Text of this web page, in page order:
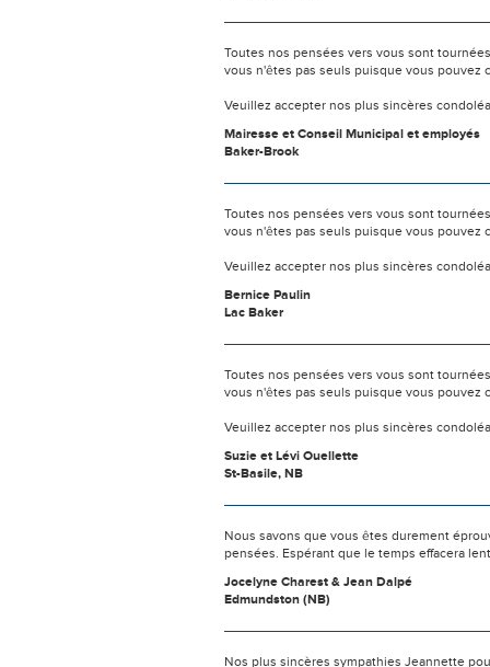
Toutes nos pensées vers vous sont
vous n'êtes pas seuls puisque vous pouvez
Veuillez accepter nos plus sincères
Mairesse et Conseil Municipal et employés
Baker-Brook
Toutes nos pensées vers vous sont
vous n'êtes pas seuls puisque vous pouvez
Veuillez accepter nos plus sincères
Bernice Paulin
Lac Baker
Toutes nos pensées vers vous sont
vous n'êtes pas seuls puisque vous pouvez
Veuillez accepter nos plus sincères
Suzie et Lévi Ouellette
St-Basile, NB
Nous savons que vous êtes durement
pensées. Espérant que le temps effacera
Jocelyne Charest & Jean Dalpé
Edmundston (NB)
Nos plus sincères sympathies Jeannette